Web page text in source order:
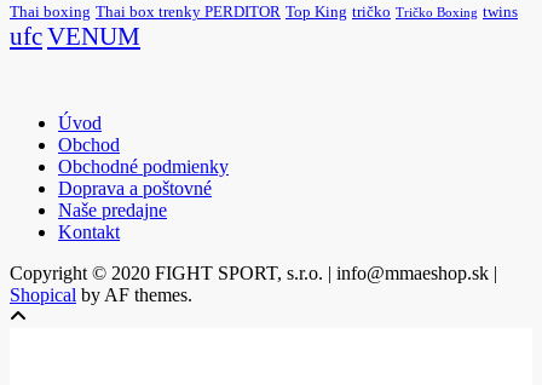
Thai boxing Thai box trenky PERDITOR Top King tričko Tričko Boxing twins
ufcVENUM
Úvod
Obchod
Obchodné podmienky
Doprava a poštovné
Naše predajne
Kontakt
Copyright © 2020 FIGHT SPORT, s.r.o. | info@mmaeshop.sk |
Shopical by AF themes.